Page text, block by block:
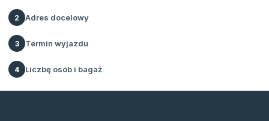
2 Adres docelowy
3 Termin wyjazdu
4 Liczbę osób i bagaż